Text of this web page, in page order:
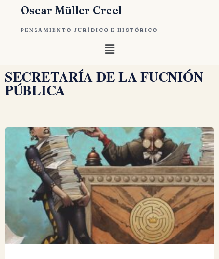
Oscar Müller Creel
PENSAMIENTO JURÍDICO E HISTÓRICO
SECRETARÍA DE LA FUCNIÓN
PÚBLICA